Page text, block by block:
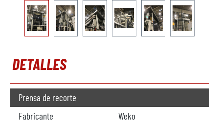
DETALLES
Prensa de recorte
Fabricante
Weko